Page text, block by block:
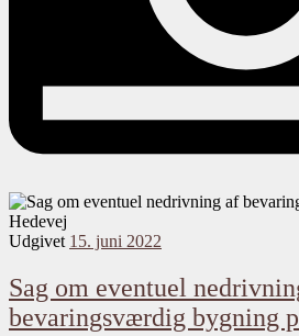
Udgivet 15. juni 2022
Sag om eventuel
bevaringsværdig bygning